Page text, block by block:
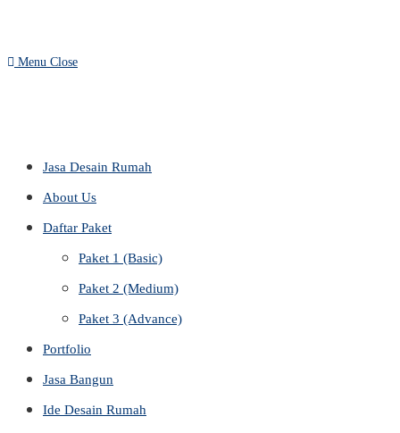
Menu Close
Jasa Desain Rumah
About Us
Daftar Paket
Paket 1 (Basic)
Paket 2 (Medium)
Paket 3 (Advance)
Portfolio
Jasa Bangun
Ide Desain Rumah